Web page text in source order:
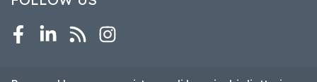
Facebook
LinkedIn
RSS Instagram